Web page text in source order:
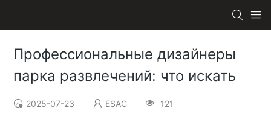
Профессиональные дизайнеры
парка развлечений: что искать
2025-07-23 ESAC 121